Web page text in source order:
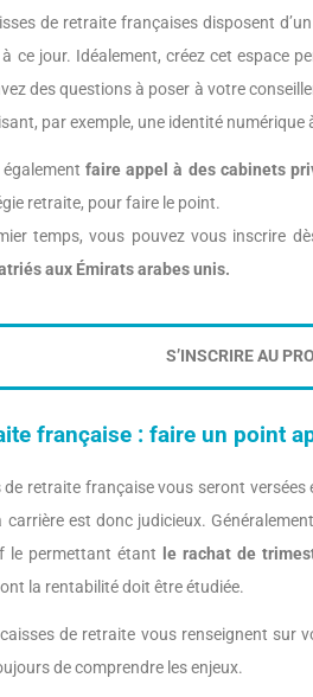
de retraite françaises disposent d’un
ce jour. Idéalement, créez cet espace
des questions à poser à votre
par exemple, une identité
faire appel à des cabinets
retraite, pour faire le point.
temps, vous pouvez vous inscrire
aux Émirats arabes unis.
S’INSCRIRE AU
française : faire un point
retraite française vous seront
carrière est donc judicieux.
le permettant étant
le rachat de
la rentabilité doit être étudiée.
de retraite vous renseignent
de comprendre les enjeux.